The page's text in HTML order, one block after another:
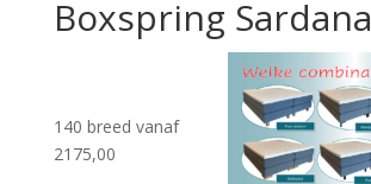
Boxspring Sardana
140 breed vanaf
2175,00